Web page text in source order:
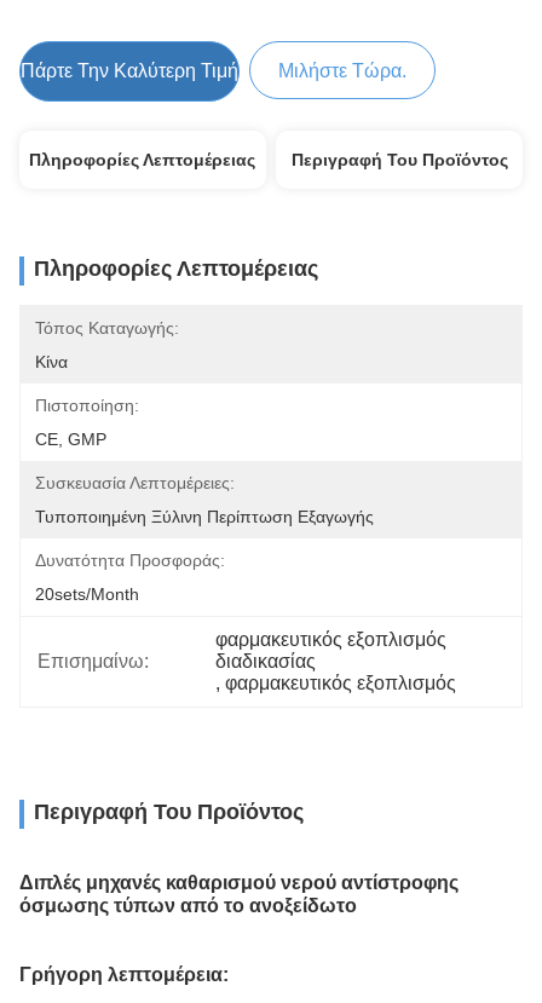
Πάρτε Την Καλύτερη Τιμή Μιλήστε Τώρα.
Πληροφορίες Λεπτομέρειας Περιγραφή Του Προϊόντος
Πληροφορίες Λεπτομέρειας
Τόπος Καταγωγής:
Κίνα
Πιστοποίηση:
CE, GMP
Συσκευασία Λεπτομέρειες:
Τυποποιημένη Ξύλινη Περίπτωση Εξαγωγής
Δυνατότητα Προσφοράς:
20sets/month
Επισημαίνω:
φαρμακευτικός εξοπλισμός
διαδικασίας
, φαρμακευτικός εξοπλισμός
Περιγραφή Του Προϊόντος
Διπλές μηχανές καθαρισμού νερού αντίστροφης
όσμωσης τύπων από το ανοξείδωτο
Γρήγορη λεπτομέρεια: